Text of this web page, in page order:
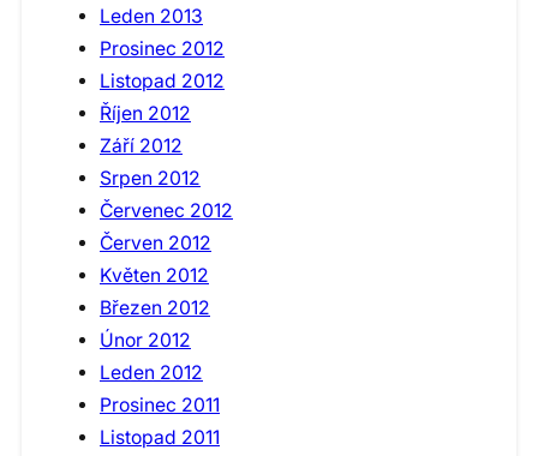
Leden 2013
Prosinec 2012
Listopad 2012
Říjen 2012
Září 2012
Srpen 2012
Červenec 2012
Červen 2012
Květen 2012
Březen 2012
Únor 2012
Leden 2012
Prosinec 2011
Listopad 2011